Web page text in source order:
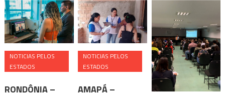
NOTICIAS PELOS
ESTADOS
RONDÔNIA –
NOTICIAS PELOS
ESTADOS
AMAPÁ –